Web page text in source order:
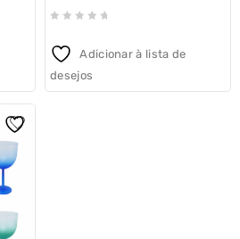
out
Adicionar à lista de
desejos